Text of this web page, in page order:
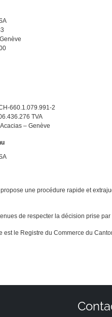
660.1.079.991-2
TVA
– Genève
une procédure rapide et
de respecter la décision prise
est le Registre du Commerce du